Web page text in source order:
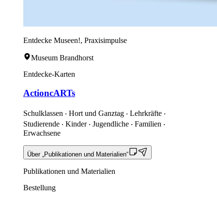
Entdecke Museen!, Praxisimpulse
Museum Brandhorst
Entdecke-Karten
ActioncARTs
Schulklassen ‧ Hort und Ganztag ‧ Lehrkräfte ‧
Studierende ‧ Kinder ‧ Jugendliche ‧ Familien ‧
Erwachsene
Über „Publikationen und Materialien“
Publikationen und Materialien
Bestellung